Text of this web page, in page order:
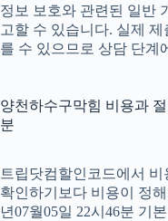
정보 보호와 관련된 일반
고할 수 있습니다. 실제
를 수 있으므로 상담 단계
양천하수구막힘 비용과
분
트립닷컴할인코드에서
확인하기보다 비용이 정
년07월05일 22시46분 기